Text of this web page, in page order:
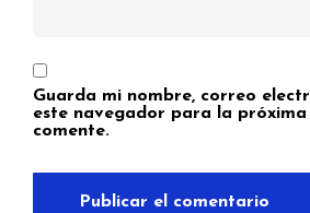
Guarda mi nombre, correo
este navegador para la próxima
comente.